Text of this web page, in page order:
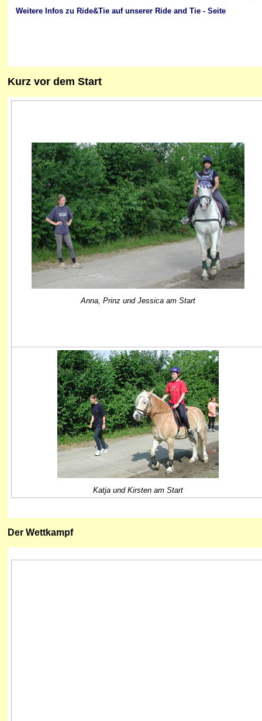
Weitere Infos zu Ride&Tie auf unserer Ride and Tie - Seite
Kurz vor dem Start
Anna, Prinz und Jessica am Start
Katja und Kirsten am Start
Der Wettkampf